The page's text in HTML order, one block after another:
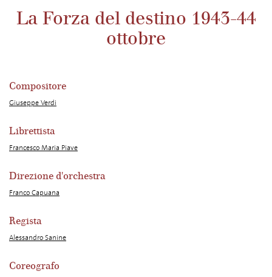
i
La Forza del destino 1943-44
ottobre
Compositore
Giuseppe Verdi
Librettista
Francesco Maria Piave
Direzione d'orchestra
Franco Capuana
Regista
Alessandro Sanine
Coreografo